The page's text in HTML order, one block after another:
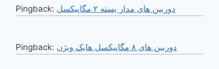
Pingback: دوربین های مدار بسته ۲ مگاپیکسل
Pingback: دوربین های ۸ مگاپیکسل هایک ویژن